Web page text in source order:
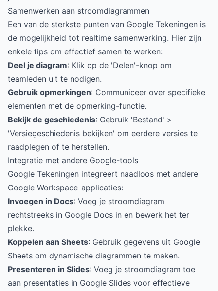
Samenwerken aan stroomdiagrammen
Een van de sterkste punten van Google Tekeningen is
de mogelijkheid tot realtime samenwerking. Hier zijn
enkele tips om effectief samen te werken:
Deel je diagram: Klik op de 'Delen'-knop om
teamleden uit te nodigen.
Gebruik opmerkingen: Communiceer over specifieke
elementen met de opmerking-functie.
Bekijk de geschiedenis: Gebruik 'Bestand' >
'Versiegeschiedenis bekijken' om eerdere versies te
raadplegen of te herstellen.
Integratie met andere Google-tools
Google Tekeningen integreert naadloos met andere
Google Workspace-applicaties:
Invoegen in Docs: Voeg je stroomdiagram
rechtstreeks in Google Docs in en bewerk het ter
plekke.
Koppelen aan Sheets: Gebruik gegevens uit Google
Sheets om dynamische diagrammen te maken.
Presenteren in Slides: Voeg je stroomdiagram toe
aan presentaties in Google Slides voor effectieve